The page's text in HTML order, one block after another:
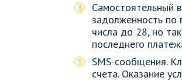
Самостоятельный
задолженность по
числа до 28, но
последнего
SMS-сообщения.
счета. Оказание